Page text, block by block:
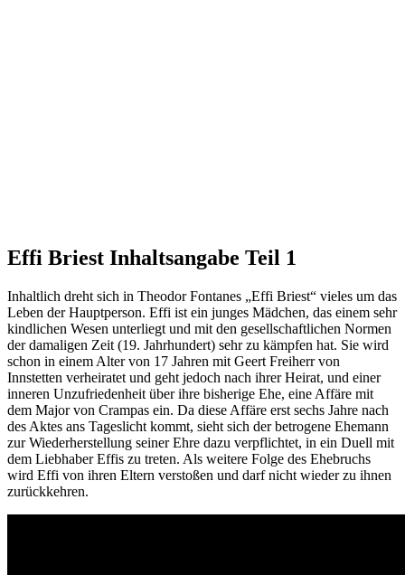
Effi Briest Inhaltsangabe Teil 1
Inhaltlich dreht sich in Theodor Fontanes „Effi Briest“ vieles um das
Leben der Hauptperson. Effi ist ein junges Mädchen, das einem sehr
kindlichen Wesen unterliegt und mit den gesellschaftlichen Normen
der damaligen Zeit (19. Jahrhundert) sehr zu kämpfen hat. Sie wird
schon in einem Alter von 17 Jahren mit Geert Freiherr von
Innstetten verheiratet und geht jedoch nach ihrer Heirat, und einer
inneren Unzufriedenheit über ihre bisherige Ehe, eine Affäre mit
dem Major von Crampas ein. Da diese Affäre erst sechs Jahre nach
des Aktes ans Tageslicht kommt, sieht sich der betrogene Ehemann
zur Wiederherstellung seiner Ehre dazu verpflichtet, in ein Duell mit
dem Liebhaber Effis zu treten. Als weitere Folge des Ehebruchs
wird Effi von ihren Eltern verstoßen und darf nicht wieder zu ihnen
zurückkehren.